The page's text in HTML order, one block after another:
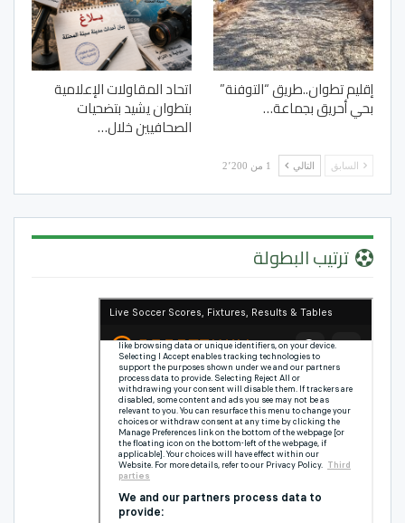
إقليم تطوان..طريق “التوفنة”
بحي أحريق بجماعة…
اتحاد المقاولات الإعلامية
بتطوان يشيد بتضحيات
الصحافيين خلال…
السابق التالي 1 من 2٬200
ترتيب البطولة